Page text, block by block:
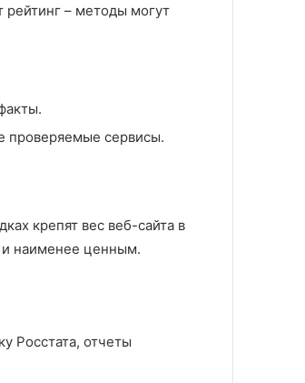
– методы могут
проверяемые сервисы.
крепят вес веб-сайта в
и наименее ценным.
Росстата, отчеты